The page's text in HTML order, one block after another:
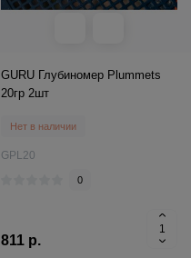
GURU Глубиномер Plummets
20гр 2шт
Нет в наличии
GPL20
0
811 р.